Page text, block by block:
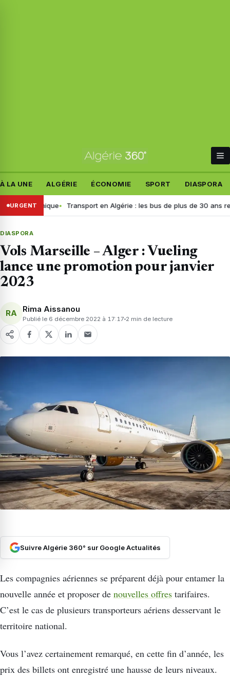
À LA UNE ALGÉRIE ÉCONOMIE SPORT DIASPORA
URGENT Transport en Algérie : les bus de plus de 30 ans retirés,
DIASPORA
Vols Marseille – Alger : Vueling
lance une promotion pour janvier
2023
RA Rima Aissanou
Publié le 6 décembre 2022 à 17:17 2 min de lecture
Suivre Algérie 360° sur Google Actualités
Les compagnies aériennes se préparent déjà pour entamer la
nouvelle année et proposer de nouvelles offres tarifaires.
C’est le cas de plusieurs transporteurs aériens desservant le
territoire national.
Vous l’avez certainement remarqué, en cette fin d’année, les
prix des billets ont enregistré une hausse de leurs niveaux.